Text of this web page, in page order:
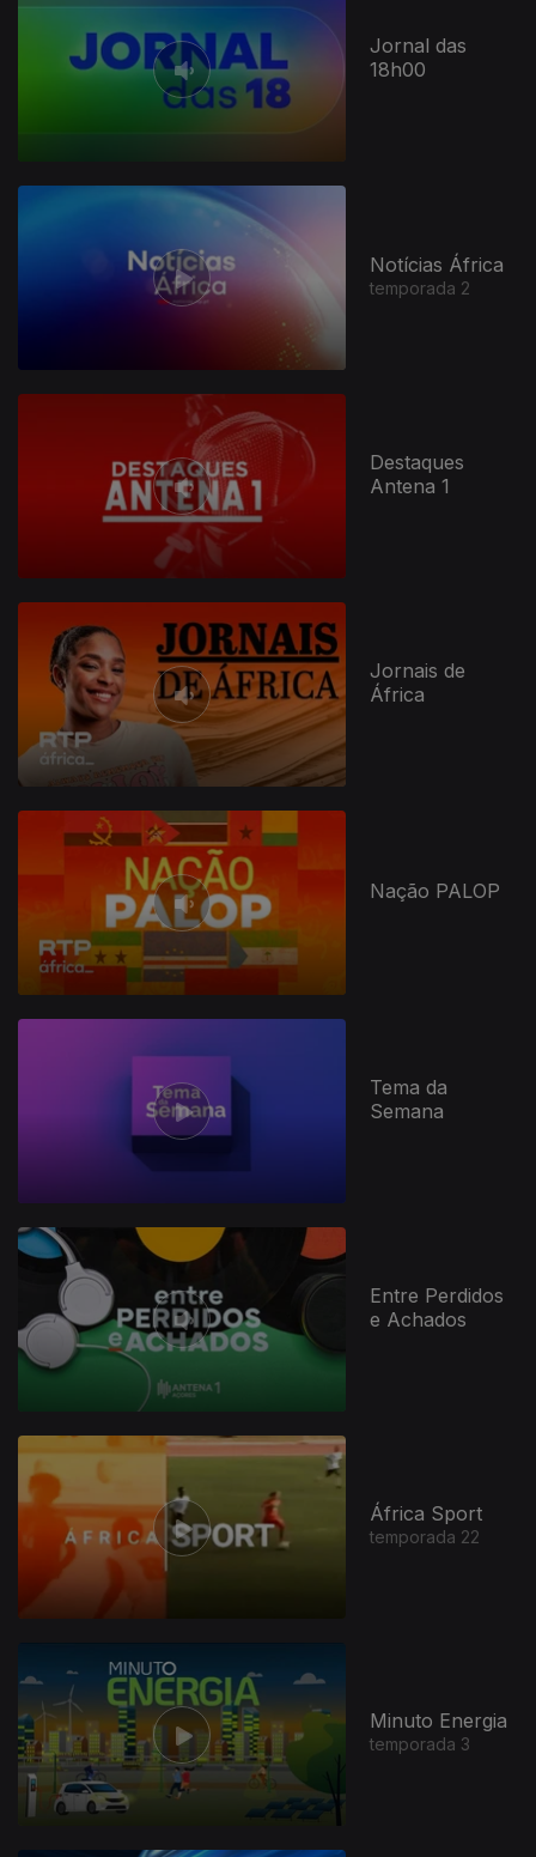
Jornal das
18h00
Notícias África
temporada 2
Destaques
Antena 1
Jornais de
África
Nação PALOP
Tema da
Semana
Entre Perdidos
e Achados
África Sport
temporada 22
Minuto Energia
temporada 3